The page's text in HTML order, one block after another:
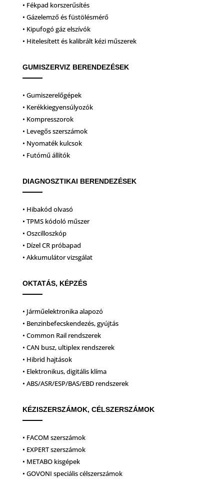
• Fékpad korszerűsítés
• Gázelemző és füstölésmérő
• Kipufogó gáz elszívók
• Hitelesített és kalibrált kézi műszerek
GUMISZERVIZ BERENDEZÉSEK
• Gumiszerelőgépek
• Kerékkiegyensúlyozók
• Kompresszorok
• Levegős szerszámok
• Nyomaték kulcsok
• Futómű állítók
DIAGNOSZTIKAI BERENDEZÉSEK
• Hibakód olvasó
• TPMS kódoló műszer
• Oszcilloszkóp
• Dízel CR próbapad
• Akkumulátor vizsgálat
OKTATÁS, KÉPZÉS
• Járműelektronika alapozó
• Benzinbefecskendezés, gyújtás
• Common Rail rendszerek
• CAN busz, ultiplex rendszerek
• Hibrid hajtások
• Elektronikus, digitális klíma
• ABS/ASR/ESP/BAS/EBD rendszerek
KÉZISZERSZÁMOK, CÉLSZERSZÁMOK
• FACOM szerszámok
• EXPERT szerszámok
• METABO kisgépek
• GOVONI speciális célszerszámok